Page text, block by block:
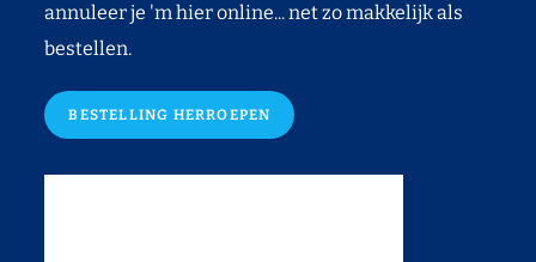
annuleer je 'm hier online... net zo makkelijk als
bestellen.
BESTELLING HERROEPEN